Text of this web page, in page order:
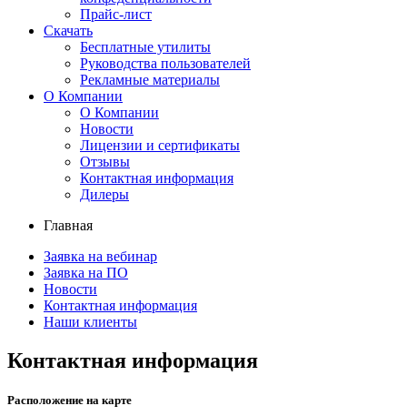
Прайс-лист
Скачать
Бесплатные утилиты
Руководства пользователей
Рекламные материалы
О Компании
О Компании
Новости
Лицензии и сертификаты
Отзывы
Контактная информация
Дилеры
Главная
Заявка на вебинар
Заявка на ПО
Новости
Контактная информация
Наши клиенты
Контактная информация
Расположение на карте